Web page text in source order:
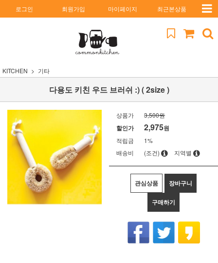
로그인 회원가입 마이페이지 최근본상품
KITCHEN 기타
다용도 키친 우드 브러쉬 :) ( 2size )
상품가 3,500원
할인가 2,975원
적립금
1%
배송비
(조건) 지역별
관심상품 장바구니
구매하기